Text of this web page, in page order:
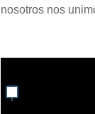
nosotros nos